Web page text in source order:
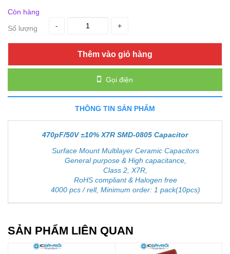
Còn hàng
Số lượng
- +
Thêm vào giỏ hàng
Gọi điện
THÔNG TIN SẢN PHẨM
470pF/50V ±10% X7R SMD-0805 Capacitor
Surface Mount Multilayer Ceramic Capacitors
General purpose & High capacitance,
Class 2, X7R,
RoHS compliant & Halogen free
4000 pcs / rell, Minimum order: 1 pack(10pcs)
SẢN PHẨM LIÊN QUAN